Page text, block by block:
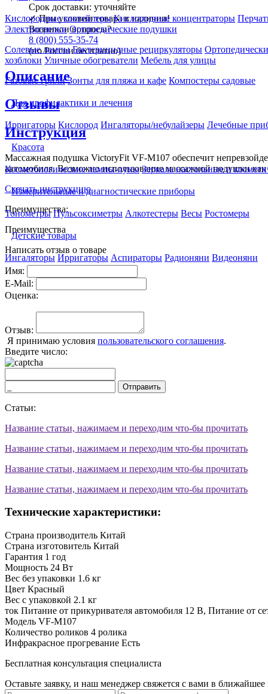
Кислородные коктейлеры Кислородные концентраторы
Электрогрелки Ортопедические подушки
Солевые лампы Бактерицидные рециркуляторы
хозблоки Уличные обогреватели Мебель для улицы
Газовые грили Зонты для пляжа и кафе Компостеры садовые
Для профилактики и лечения
Ирригаторы Кислород Ингаляторы/небулайзеры Лечебные
Красота
Косметологические лампы-лупы Зеркала настольные и
Измерительные и диагностические приборы
Тонометры Пульсоксиметры Алкотестеры Весы Ростомеры
Детские товары
Ингаляторы Ирригаторы Аспираторы Радионяни Видеоняни
Срок доставки: уточняйте
✓При условии товара в наличии!
Возникли вопросы?
8 (800) 555-35-74
(по России бесплатно)
Описание
Отзывы
Инструкция
Массажная подушка VictoryFit VF-M107 обеспечит
автомобиля. Возможно использование массажной подушки
Скачать инструкцию
Преимущества:
Преимущества
Написать отзыв о товаре
Имя:
E-Mail:
Оценка:
Отзыв:
Я принимаю условия пользовательского соглашения.
Введите число:
Отправить
Статьи:
Название статьи, нажимаем и переходим что-бы прочитать
Название статьи, нажимаем и переходим что-бы прочитать
Название статьи, нажимаем и переходим что-бы прочитать
Название статьи, нажимаем и переходим что-бы прочитать
Технические характеристики:
Страна производитель Китай
Страна изготовитель Китай
Гарантия 1 год
Мощность 24 Вт
Вес без упаковки 1.6 кг
Цвет Красный
Вес с упаковкой 2.1 кг
ток Питание от прикуривателя автомобиля 12 В, Питание от
Модель VF-M107
Количество роликов 4 ролика
Инфракрасное прогревание Есть
Бесплатная консультация специалиста
Оставьте заявку, и наш менеджер свяжется с вами в ближайшее